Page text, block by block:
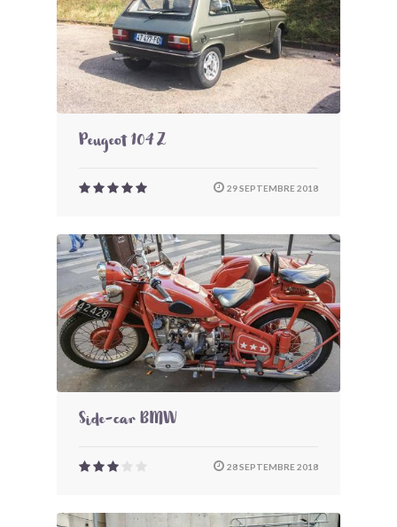
Peugeot 104 Z
29 SEPTEMBRE 2018
Side-car BMW
28 SEPTEMBRE 2018